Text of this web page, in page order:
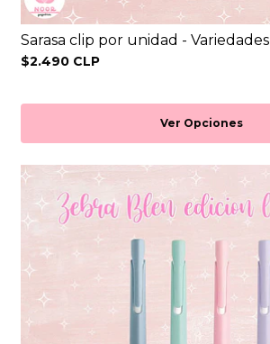
Sarasa clip por unidad - Variedades
$2.490 CLP
Ver Opciones